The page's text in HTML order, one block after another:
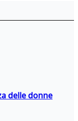
delle donne